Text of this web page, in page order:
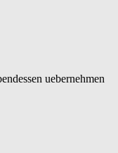
uebernehmen